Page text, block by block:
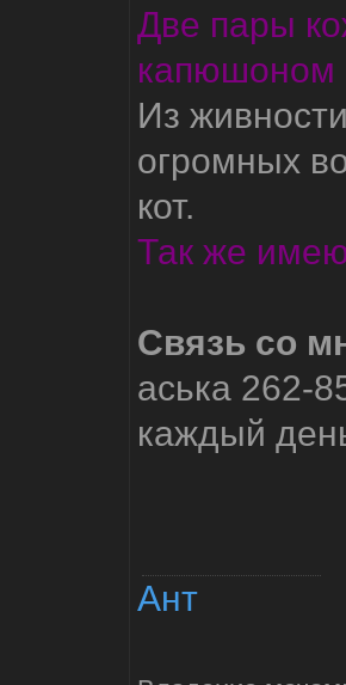
Две пары
капюшоном
Из
огромных
кот.
Так же
Связь со
аська 262-
каждый
Ант